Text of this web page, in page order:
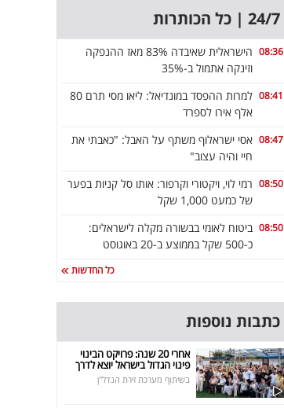
24/7 | כל הכותרות
08:36
הישראלית שאיבדה 83% מאז ההנפקה
וזינקה אתמול ב-35%
08:41
למרות ההפסד במונדיאל: ליאו מסי תרם 80
אלף אירו לספרד
08:47 אסי ישראלוף משתף על האבל: "כאבתי את
חיי והיה עצוב"
08:50 רמי לוי, ויקטורי וקרפור: אותו סל קניות בפער
של כמעט 1,000 שקל
08:50 ביטוח לאומי בבשורה מקלה לישראלים:
כ-500 שקל בממוצע ב-20 באוגוסט
כל החדשות
כתבות נוספות
אחרי 20 שנה: פרויקט הבינוי
פינוי הגדול בישראל יוצא לדרך
בשיתוף מערכת זירת הנדל"ן